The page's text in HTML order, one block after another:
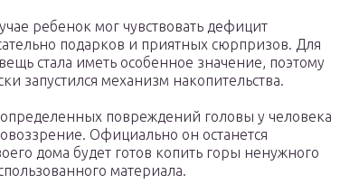
ребенок мог чувствовать дефицит
подарков и приятных сюрпризов. Для
стала иметь особенное значение, поэтому
запустился механизм накопительства.
повреждений головы у человека
Официально он останется
дома будет готов копить горы ненужного
материала.